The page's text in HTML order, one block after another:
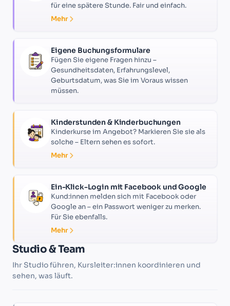
für eine spätere Stunde. Fair und einfach.
Mehr
Eigene Buchungsformulare
Fügen Sie eigene Fragen hinzu –
Gesundheitsdaten, Erfahrungslevel,
Geburtsdatum, was Sie im Voraus wissen
müssen.
Kinderstunden & Kinderbuchungen
Kinderkurse im Angebot? Markieren Sie sie als
solche – Eltern sehen es sofort.
Mehr
Ein-Klick-Login mit Facebook und Google
Kund:innen melden sich mit Facebook oder
Google an – ein Passwort weniger zu merken.
Für Sie ebenfalls.
Mehr
Studio & Team
Ihr Studio führen, Kursleiter:innen koordinieren und
sehen, was läuft.